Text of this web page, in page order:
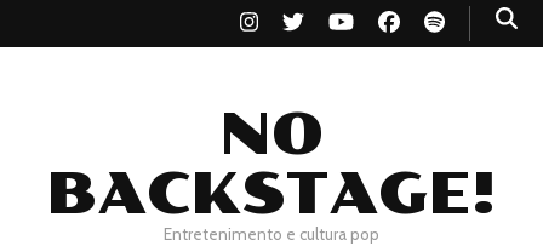
NO
BACKSTAGE!
Entretenimento e cultura pop